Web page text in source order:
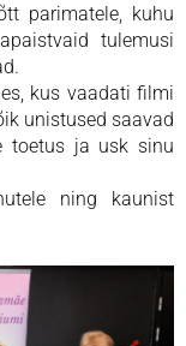
parimatele, kuhu
tulemusi
kus vaadati filmi
unistused saavad
toetus ja usk sinu
ning kaunist